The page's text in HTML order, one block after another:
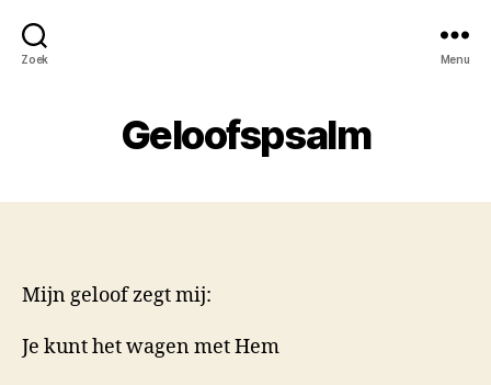
Zoek Menu
Geloofspsalm
Mijn geloof zegt mij:
Je kunt het wagen met Hem